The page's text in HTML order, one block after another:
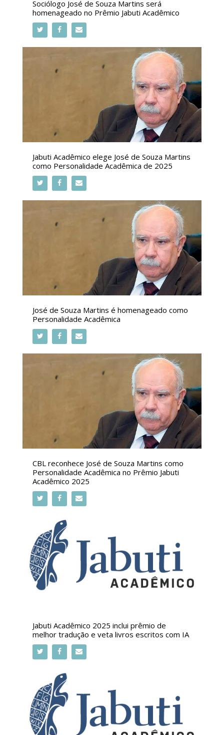
Sociólogo José de Souza Martins será
homenageado no Prêmio Jabuti Acadêmico
Jabuti Acadêmico elege José de Souza Martins
como Personalidade Acadêmica de 2025
José de Souza Martins é homenageado como
Personalidade Acadêmica
CBL reconhece José de Souza Martins como
Personalidade Acadêmica no Prêmio Jabuti
Acadêmico 2025
Jabuti Acadêmico 2025 inclui prêmio de
melhor tradução e veta livros escritos com IA